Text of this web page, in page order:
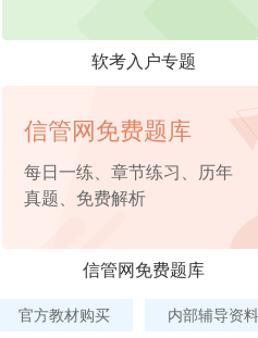
软考入户专题
信管网免费题库
每日一练、章节练习、历年
真题、免费解析
信管网免费题库
官方教材购买 内部辅导资料